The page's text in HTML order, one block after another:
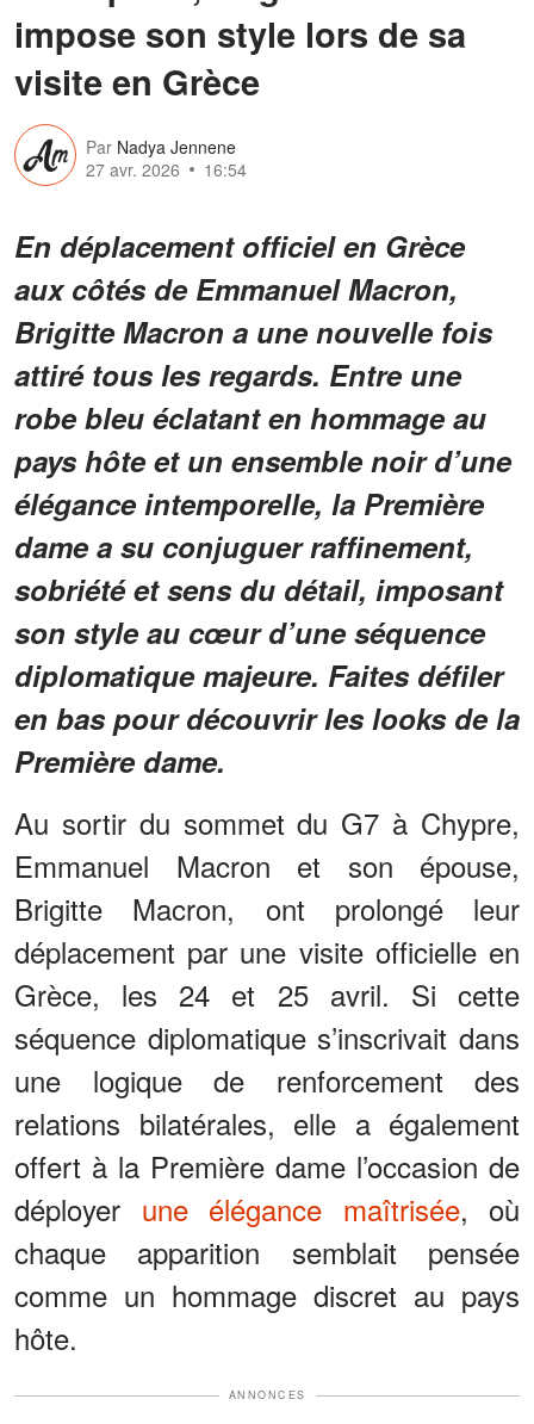
impose son style lors de sa
visite en Grèce
Par Nadya Jennene
27 avr. 2026
16:54
En déplacement officiel en Grèce
aux côtés de Emmanuel Macron,
Brigitte Macron a une nouvelle fois
attiré tous les regards. Entre une
robe bleu éclatant en hommage au
pays hôte et un ensemble noir d’une
élégance intemporelle, la Première
dame a su conjuguer raffinement,
sobriété et sens du détail, imposant
son style au cœur d’une séquence
diplomatique majeure. Faites défiler
en bas pour découvrir les looks de la
Première dame.
Au sortir du sommet du G7 à Chypre,
Emmanuel Macron et son épouse,
Brigitte Macron, ont prolongé leur
déplacement par une visite officielle en
Grèce, les 24 et 25 avril. Si cette
séquence diplomatique s’inscrivait dans
une logique de renforcement des
relations bilatérales, elle a également
offert à la Première dame l’occasion de
déployer une élégance maîtrisée, où
chaque apparition semblait pensée
comme un hommage discret au pays
hôte.
ANNONCES